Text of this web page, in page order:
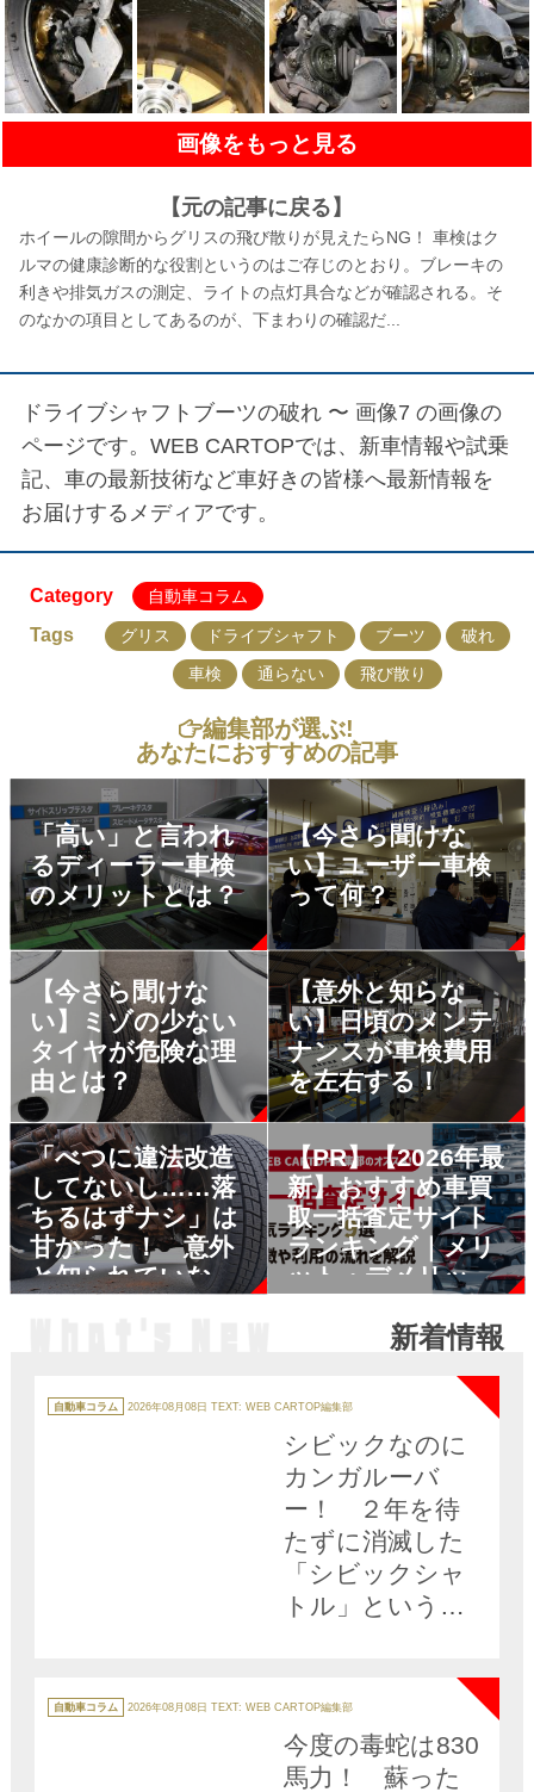
画像をもっと見る
【元の記事に戻る】
ホイールの隙間からグリスの飛び散りが見えたらNG！ 車検はク
ルマの健康診断的な役割というのはご存じのとおり。ブレーキの
利きや排気ガスの測定、ライトの点灯具合などが確認される。そ
のなかの項目としてあるのが、下まわりの確認だ...
ドライブシャフトブーツの破れ 〜 画像7 の画像の
ページです。WEB CARTOPでは、新車情報や試乗
記、車の最新技術など車好きの皆様へ最新情報を
お届けするメディアです。
Category 自動車コラム
Tags グリス ドライブシャフト ブーツ
破れ
車検
通らない 飛び散り
編集部が選ぶ!
あなたにおすすめの記事
「高い」と言われ
るディーラー車検
のメリットとは？
【今さら聞けな
い】ユーザー車検
って何？
【今さら聞けな
い】ミゾの少ない
タイヤが危険な理
由とは？
【意外と知らな
い】日頃のメンテ
ナンスが車検費用
を左右する！
「べつに違法改造
してないし……落
ちるはずナシ」は
甘かった！ 意外
と知られていない
【PR】【2026年最
新】おすすめ車買
取一括査定サイト
ランキング｜メリ
ット・デメリット
新着情報
テ
ゴ
自動車コラム 2026年08月08日 TEXT: WEB CARTOP編集部
NEW
シビックなのに
カンガルーバ
ー！ ２年を待
たずに消滅した
「シビックシャ
トル」という異
テ
ゴ
自動車コラム 2026年08月08日 TEXT: WEB CARTOP編集部
今度の毒蛇は830
馬力！ 蘇った